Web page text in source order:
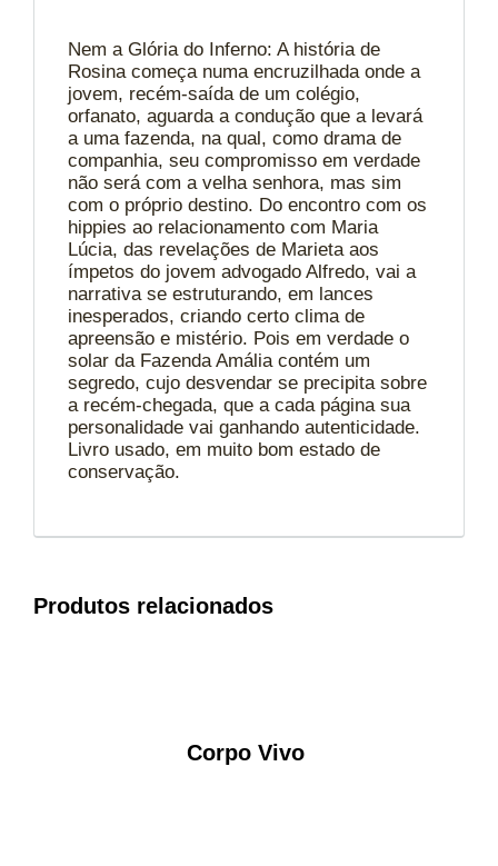
Nem a Glória do Inferno: A história de
Rosina começa numa encruzilhada onde a
jovem, recém-saída de um colégio,
orfanato, aguarda a condução que a levará
a uma fazenda, na qual, como drama de
companhia, seu compromisso em verdade
não será com a velha senhora, mas sim
com o próprio destino. Do encontro com os
hippies ao relacionamento com Maria
Lúcia, das revelações de Marieta aos
ímpetos do jovem advogado Alfredo, vai a
narrativa se estruturando, em lances
inesperados, criando certo clima de
apreensão e mistério. Pois em verdade o
solar da Fazenda Amália contém um
segredo, cujo desvendar se precipita sobre
a recém-chegada, que a cada página sua
personalidade vai ganhando autenticidade.
Livro usado, em muito bom estado de
conservação.
Produtos relacionados
Corpo Vivo